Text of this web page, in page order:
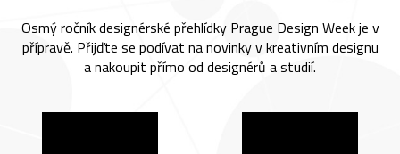
Osmý ročník designérské přehlídky Prague Design Week je v
přípravě. Přijďte se podívat na novinky v kreativním designu
a nakoupit přímo od designérů a studií.